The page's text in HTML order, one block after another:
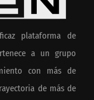
plataforma de
a un grupo
con más de
de más de